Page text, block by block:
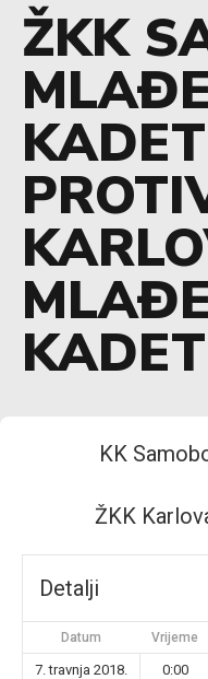
ŽKK
MLAĐE
MLAĐE
KK
ŽKK
Detalji
Datum Vrijeme
7. travnja 2018. 0:00